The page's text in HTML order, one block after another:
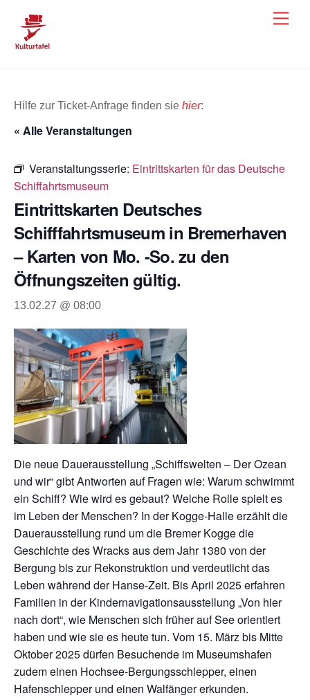
content
Hilfe zur Ticket-Anfrage finden sie hier:
« Alle Veranstaltungen
Veranstaltungsserie: Eintrittskarten für das Deutsche
Schiffahrtsmuseum
Eintrittskarten Deutsches
Schifffahrtsmuseum in Bremerhaven
– Karten von Mo. -So. zu den
Öffnungszeiten gültig.
13.02.27 @ 08:00
Die neue Dauerausstellung „Schiffswelten – Der Ozean
und wir“ gibt Antworten auf Fragen wie: Warum schwimmt
ein Schiff? Wie wird es gebaut? Welche Rolle spielt es
im Leben der Menschen? In der Kogge-Halle erzählt die
Dauerausstellung rund um die Bremer Kogge die
Geschichte des Wracks aus dem Jahr 1380 von der
Bergung bis zur Rekonstruktion und verdeutlicht das
Leben während der Hanse-Zeit. Bis April 2025 erfahren
Familien in der Kindernavigationsausstellung „Von hier
nach dort“, wie Menschen sich früher auf See orientiert
haben und wie sie es heute tun. Vom 15. März bis Mitte
Oktober 2025 dürfen Besuchende im Museumshafen
zudem einen Hochsee-Bergungsschlepper, einen
Hafenschlepper und einen Walfänger erkunden.